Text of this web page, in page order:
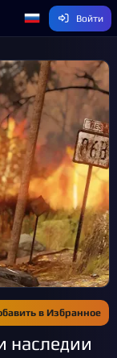
Войти
в Избранное
наследии